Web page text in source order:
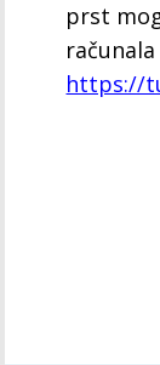
prst
https://